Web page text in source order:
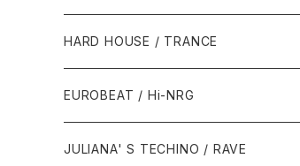
1980年代
1987年・以前
1988年
1990年代
1990年
2000年代
HARD HOUSE / TRANCE
1990年代
1994年・以前
2000年代
EUROBEAT / Hi-NRG
1980年代
JULIANA' S TECHINO / RAVE